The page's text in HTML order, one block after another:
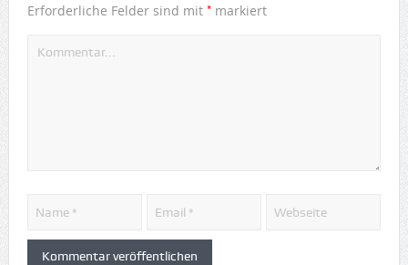
Erforderliche Felder sind mit *markiert